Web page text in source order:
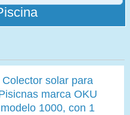
Colector solar para
marca OKU
modelo 1000, con 1